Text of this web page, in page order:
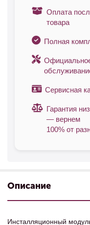
Оплата
товара
Полная
Сервисная
Гарантия
— вернем
100% от
Описание
Инсталляционный